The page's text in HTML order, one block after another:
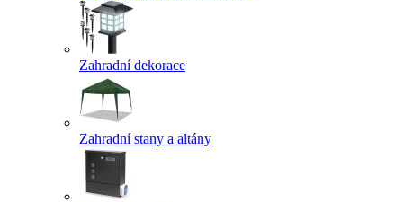
Zahradní dekorace
Zahradní stany a altány